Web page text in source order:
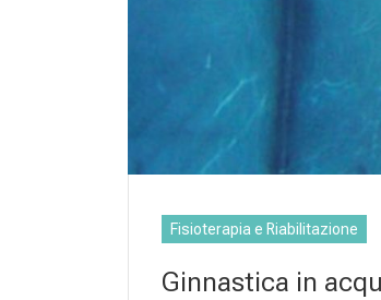
Fisioterapia e Riabilitazione
Ginnastica in